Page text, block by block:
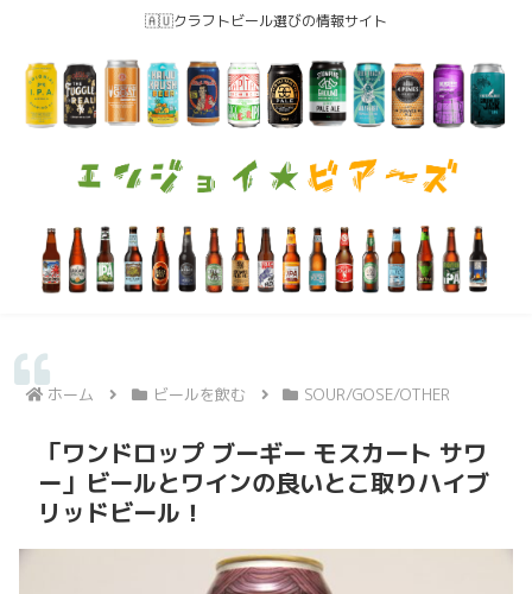
🇦🇺クラフトビール選びの情報サイト
ホーム ビールを飲む SOUR/GOSE/OTHER
「ワンドロップ ブーギー モスカート サワ
ー」ビールとワインの良いとこ取りハイブ
リッドビール！